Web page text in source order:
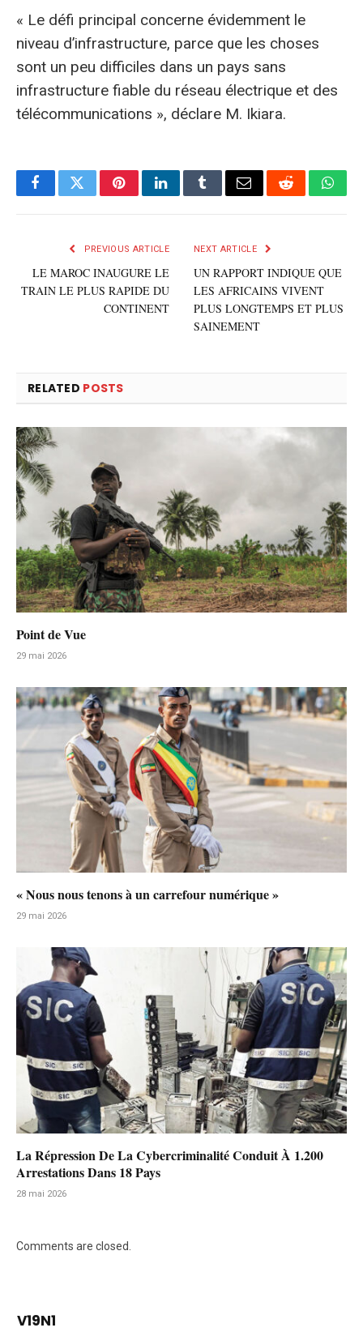
« Le défi principal concerne évidemment le
niveau d’infrastructure, parce que les choses
sont un peu difficiles dans un pays sans
infrastructure fiable du réseau électrique et des
télécommunications », déclare M. Ikiara.
FacebookTwitterPinterestLinkedInTumblrE-
Reddit
PREVIOUS ARTICLE
LE MAROC INAUGURE LE
TRAIN LE PLUS RAPIDE DU
CONTINENT
NEXT ARTICLE
UN RAPPORT INDIQUE QUE
LES AFRICAINS VIVENT
PLUS LONGTEMPS ET PLUS
SAINEMENT
RELATED POSTS
Point de Vue
29 mai 2026
« Nous nous tenons à un carrefour numérique »
29 mai 2026
La Répression De La Cybercriminalité Conduit À 1.200
Arrestations Dans 18 Pays
28 mai 2026
Comments are closed.
V19N1